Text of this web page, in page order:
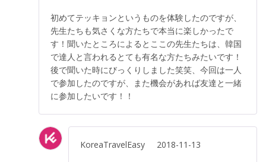
初めてテッキョンというものを体験したのですが、
先生たちも気さくな方たちで本当に楽しかったで
す！聞いたところによるとここの先生たちは、韓国
で達人と言われるとても有名な方たちみたいです！
後で聞いた時にびっくりしました笑笑、今回は一人
で参加したのですが、また機会があれば友達と一緒
に参加したいです！！
KoreaTravelEasy 2018-11-13